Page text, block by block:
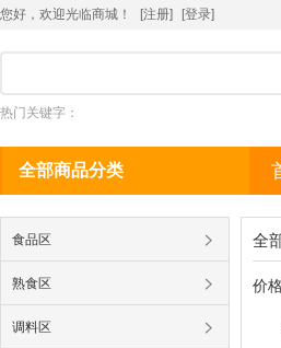
您好，欢迎光临商城！ [注册] [登录]
热门关键字：
全部商品分类
食品区
熟食区
调料区
全
价